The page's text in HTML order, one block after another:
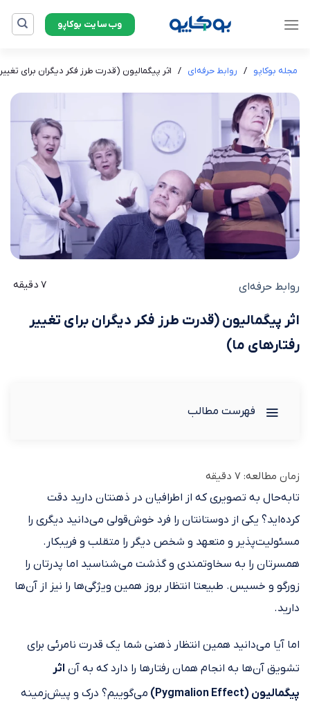
وب‌سایت بوکاپو
مجله بوکاپو / روابط حرفه‌ای / اثر پیگمالیون (قدرت طرز فکر دیگران برای
روابط حرفه‌ای 7 دقیقه
اثر پیگمالیون (قدرت طرز فکر دیگران برای تغییر
رفتارهای ما)
فهرست مطالب
زمان مطالعه: 7 دقیقه
تابه‌حال به تصویری که از اطرافیان در ذهنتان دارید دقت
کرده‌اید؟ یکی از دوستانتان را فرد خوش‌قولی می‌دانید دیگری را
مسئولیت‌پذیر و متعهد و شخص دیگر را متقلب و فریبکار.
همسرتان را به سخاوتمندی و گذشت می‌شناسید اما پدرتان را
زورگو و خسیس. طبیعتا انتظار بروز همین ویژگی‌ها را نیز از آن‌ها
دارید.
اما آیا می‌دانید همین انتظار ذهنی شما یک قدرت نامرئی برای
تشویق آن‌ها به انجام همان رفتارها را دارد که به آن اثر
پیگمالیون (Pygmalion Effect)
می‌گوییم؟ درک و پیش‌زمینه